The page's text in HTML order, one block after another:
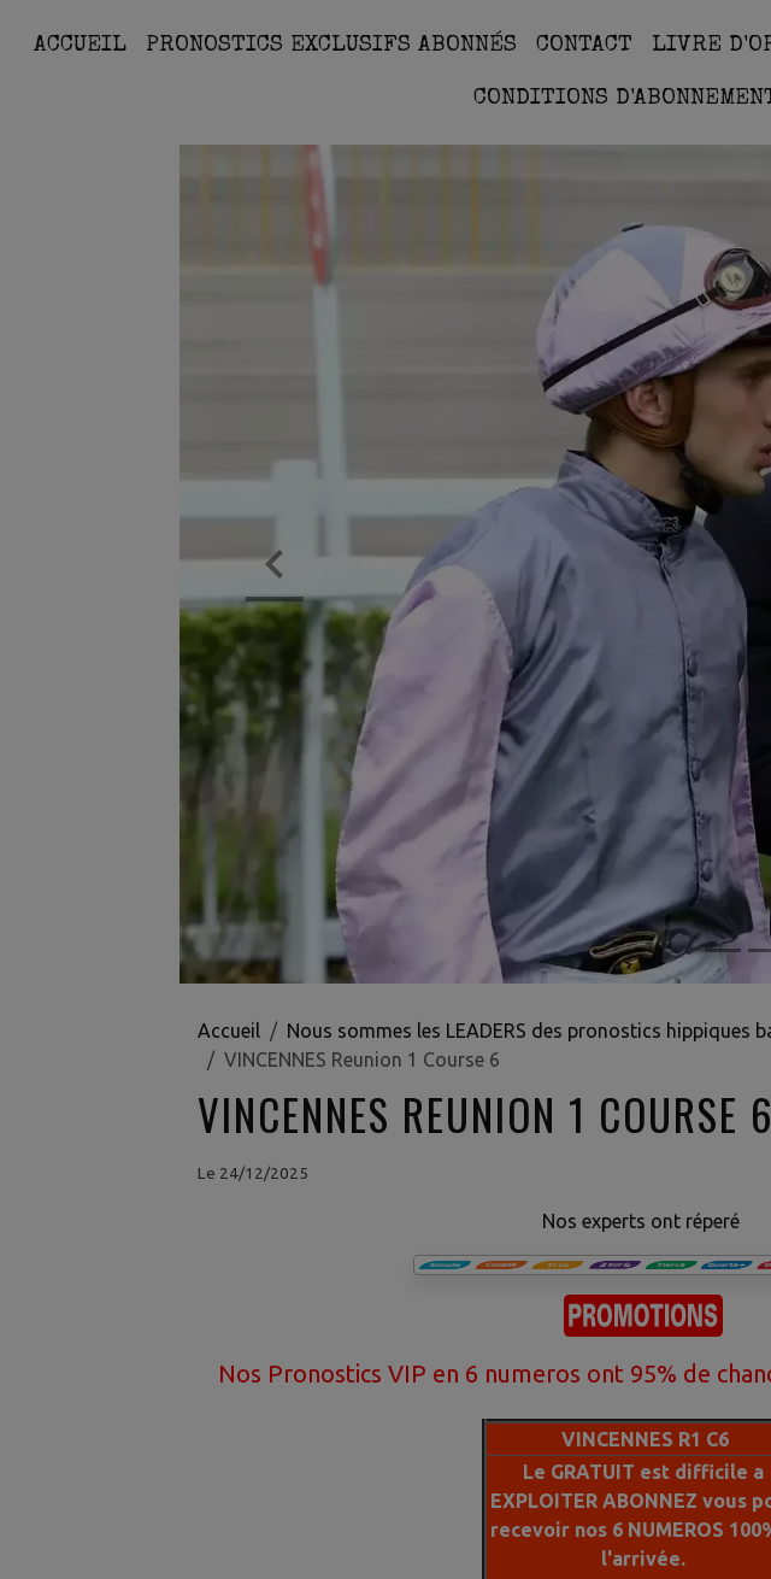
ACCUEIL PRONOSTICS EXCLUSIFS ABONNÉS CONTACT LIVRE
CONDITIONS
Accueil
Nous sommes les LEADERS des pronostics hippiques
VINCENNES Reunion 1 Course 6
VINCENNES REUNION 1 COURSE 6
Le 24/12/2025
Nos experts ont réperé
Nos Pronostics VIP en 6 numeros ont 95% de chance
VINCENNES R1 C6
Le GRATUIT est difficile a
EXPLOITER ABONNEZ vous
recevoir nos 6 NUMEROS
l'arrivée.